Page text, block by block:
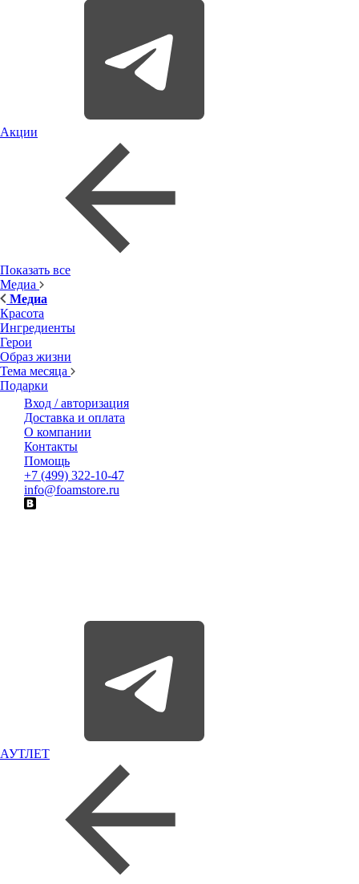
Акции
Показать все
Медиа
Медиа
Красота
Ингредиенты
Герои
Образ жизни
Тема месяца
Подарки
Вход / авторизация
Доставка и оплата
О компании
Контакты
Помощь
+7 (499) 322-10-47
info@foamstore.ru
АУТЛЕТ